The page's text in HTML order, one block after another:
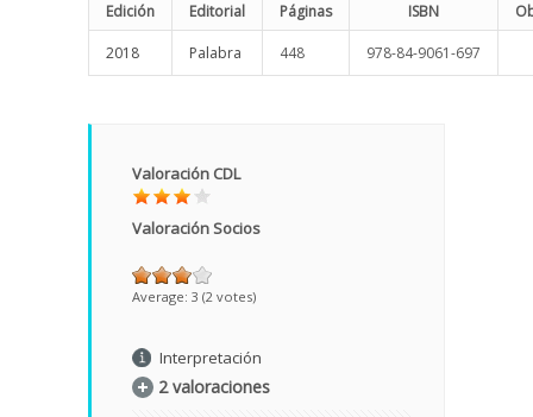
Edición Editorial Páginas ISBN
2018 Palabra 448 978-84-9061-697
Valoración CDL
Valoración Socios
Average: 3 (2 votes)
Interpretación
2 valoraciones